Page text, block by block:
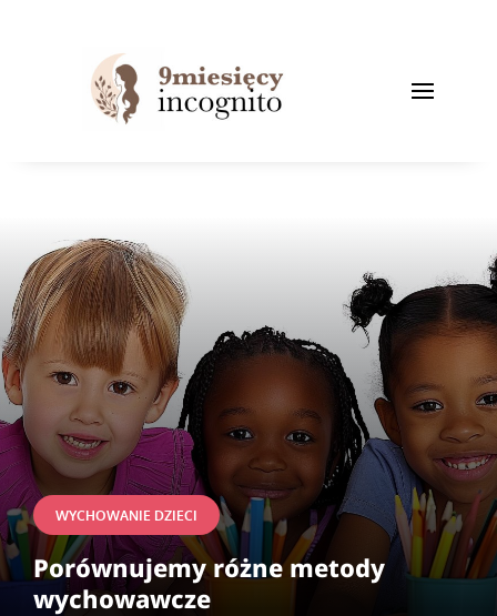
WYCHOWANIE DZIECI
Porównujemy różne metody
wychowawcze